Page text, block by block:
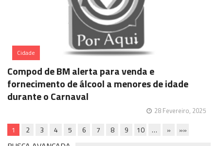
Cidade
Compod de BM alerta para venda e
fornecimento de álcool a menores de idade
durante o Carnaval
28 Fevereiro, 2025
1 2 3 4 5 6 7 8 9 10 … » »»